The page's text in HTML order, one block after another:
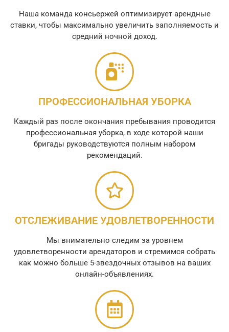
Наша команда консьержей оптимизирует арендные
ставки, чтобы максимально увеличить заполняемость и
средний ночной доход.
ПРОФЕССИОНАЛЬНАЯ УБОРКА
Каждый раз после окончания пребывания проводится
профессиональная уборка, в ходе которой наши
бригады руководствуются полным набором
рекомендаций.
ОТСЛЕЖИВАНИЕ УДОВЛЕТВОРЕННОСТИ
Мы внимательно следим за уровнем
удовлетворенности арендаторов и стремимся собрать
как можно больше 5-звездочных отзывов на ваших
онлайн-объявлениях.